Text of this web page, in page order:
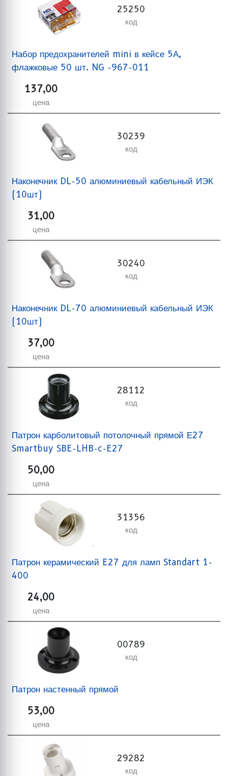
25250
код
Набор предохранителей mini в кейсе 5А,
флажковые 50 шт. NG -967-011
137,00
цена
30239
код
Наконечник DL-50 алюминиевый кабельный ИЭК
(10шт)
31,00
цена
30240
код
Наконечник DL-70 алюминиевый кабельный ИЭК
(10шт)
37,00
цена
28112
код
Патрон карболитовый потолочный прямой Е27
Smartbuy SBE-LHB-c-E27
50,00
цена
31356
код
Патрон керамический E27 для ламп Standart 1-
400
24,00
цена
00789
код
Патрон настенный прямой
53,00
цена
29282
код